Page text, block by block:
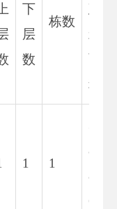
上
下
层
数
栋数
建
筑
面
积
1 1
8.
8
6